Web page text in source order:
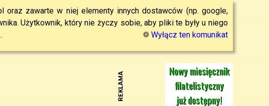
zawarte w niej elementy innych dostawców (np. google,
Użytkownik, który nie życzy sobie, aby pliki te były u niego
Wyłącz ten komunikat
Nowy miesięcznik
filatelistyczny
już dostępny!